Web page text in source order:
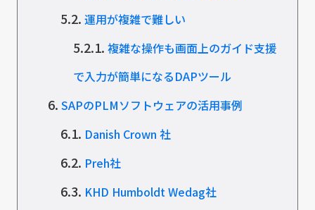
5.2. 運用が複雑で難しい
5.2.1. 複雑な操作も画面上のガイド支援
で入力が簡単になるDAPツール
6. SAPのPLMソフトウェアの活用事例
6.1. Danish Crown 社
6.2. Preh社
6.3. KHD Humboldt Wedag社